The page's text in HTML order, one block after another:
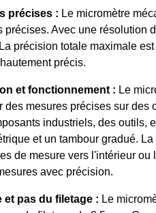
précises : Le micromètre
précises. Avec une résolution
précision totale maximale
précis.
et fonctionnement : Le
des mesures précises sur des
industriels, des outils,
et un tambour gradué.
de mesure vers l'intérieur
avec précision.
et pas du filetage : Le